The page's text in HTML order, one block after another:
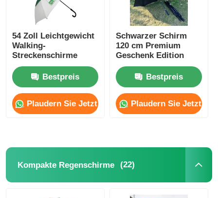
54 Zoll Leichtgewicht
Walking-
Streckenschirme
Bestpreis
Plaudern Sie Jetzt
Schwarzer Schirm
120 cm Premium
Geschenk Edition
Bestpreis
Plaudern Sie Jetzt
Kompakte Regenschirme (22)